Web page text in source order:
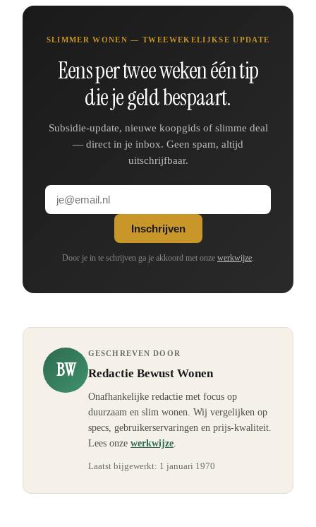
SLIMMER WONEN — TWEEWEKELIJKSE UPDATE
Eens per twee weken één tip
die je geld bespaart.
Subsidie-update, nieuwe koopgids of slimme deal
— direct in je inbox. Geen spam, altijd
uitschrijfbaar.
Inschrijven
Door je in te schrijven ga je akkoord met onze werkwijze.
BW
GESCHREVEN DOOR
Redactie Bewust Wonen
Onafhankelijke redactie met focus op
duurzaam en slim wonen. Wij vergelijken op
specs, gebruikerservaringen en prijs-kwaliteit.
Lees onze werkwijze
Laatst bijgewerkt: 1 januari 1970